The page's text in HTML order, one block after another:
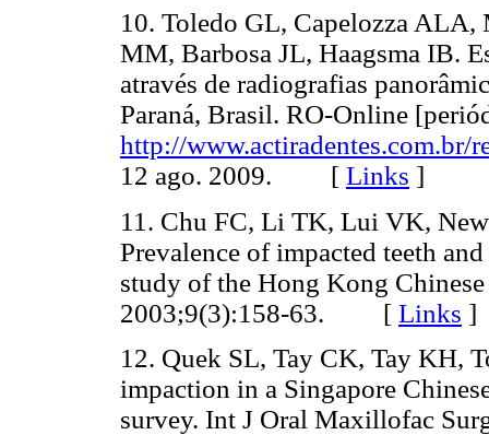
10. Toledo GL, Capelozza
MM, Barbosa JL, Haagsma IB.
através de radiografias
Paraná, Brasil. RO-Online
http://www.actiradentes.com.br/
12 ago. 2009. [ Links ]
11. Chu FC, Li TK, Lui VK,
Prevalence of impacted teeth
study of the Hong Kong
2003;9(3):158-63. [ Links ]
12. Quek SL, Tay CK, Tay KH,
impaction in a Singapore
survey. Int J Oral Maxillofac